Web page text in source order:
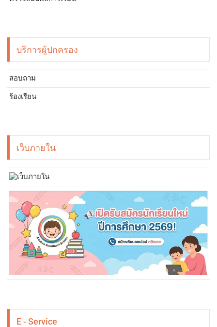
บริการผู้ปกครอง
สอบถาม
ร้องเรียน
เว็บภายใน
E - Service